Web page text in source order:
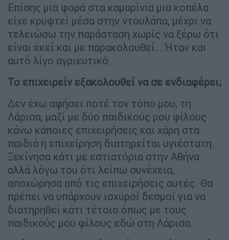
Επίσης μια φορά στα καμαρίνια μια κοπέλα
είχε κρυφτεί μέσα στην ντουλάπα, μέχρι να
τελειώσω την παράσταση χωρίς να ξέρω ότι
είναι εκεί και με παρακολουθεί… Ήταν και
αυτό λίγο αγριευτικό.
Το επιχειρείν εξακολουθεί να σε ενδιαφέρει;
Δεν έχω αφήσει ποτέ τον τόπο μου, τη
Λάρισα, μαζί με δύο παιδικούς μου φίλους
κάνω κάποιες επιχειρήσεις και χάρη στα
παιδιά η επιχείρηση διατηρείται υγιέστατη.
Ξεκίνησα κάτι με εστιατόρια στην Αθήνα
αλλά λόγω του ότι λείπω συνέχεια,
αποχώρησα από τις επιχειρήσεις αυτές. Θα
πρέπει να υπάρχουν ισχυροί δεσμοί για να
διατηρηθεί κάτι τέτοιο όπως με τους
παιδικούς μου φίλους εδώ στη Λάρισα.